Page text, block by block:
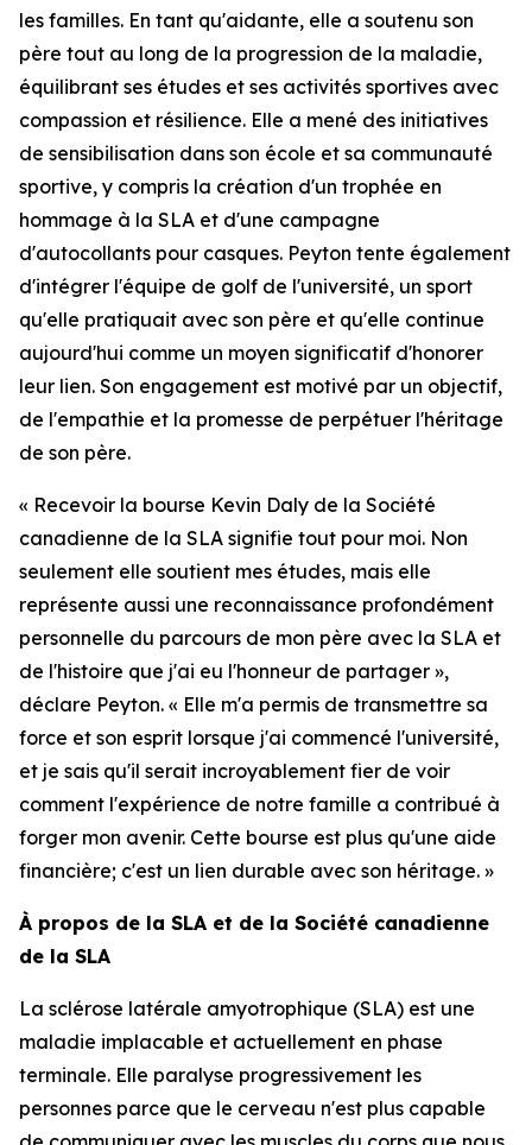
les familles. En tant qu'aidante, elle a soutenu son
père tout au long de la progression de la maladie,
équilibrant ses études et ses activités sportives avec
compassion et résilience. Elle a mené des initiatives
de sensibilisation dans son école et sa communauté
sportive, y compris la création d'un trophée en
hommage à la SLA et d'une campagne
d'autocollants pour casques. Peyton tente également
d'intégrer l'équipe de golf de l'université, un sport
qu'elle pratiquait avec son père et qu'elle continue
aujourd'hui comme un moyen significatif d'honorer
leur lien. Son engagement est motivé par un objectif,
de l'empathie et la promesse de perpétuer l'héritage
de son père.
« Recevoir la bourse Kevin Daly de la Société
canadienne de la SLA signifie tout pour moi. Non
seulement elle soutient mes études, mais elle
représente aussi une reconnaissance profondément
personnelle du parcours de mon père avec la SLA et
de l'histoire que j'ai eu l'honneur de partager »,
déclare Peyton. « Elle m'a permis de transmettre sa
force et son esprit lorsque j'ai commencé l'université,
et je sais qu'il serait incroyablement fier de voir
comment l'expérience de notre famille a contribué à
forger mon avenir. Cette bourse est plus qu'une aide
financière; c'est un lien durable avec son héritage. »
À propos de la SLA et de la Société canadienne
de la SLA
La sclérose latérale amyotrophique (SLA) est une
maladie implacable et actuellement en phase
terminale. Elle paralyse progressivement les
personnes parce que le cerveau n'est plus capable